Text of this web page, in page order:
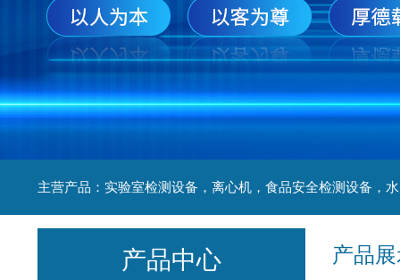
产品
产品中心